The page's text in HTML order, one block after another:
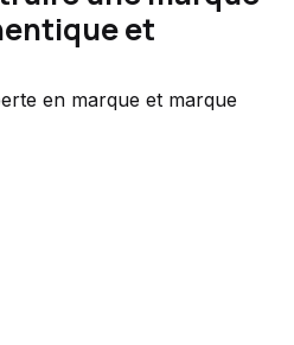
et
en marque et marque